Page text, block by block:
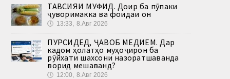
ТАВСИЯИ МУФИД. Доир ба пӯпаки
ҷуворимакка ва фоидаи он
🕔 13:33, 8.Авг 2026
ПУРСИДЕД, ҶАВОБ МЕДИҲЕМ. Дар
кадом ҳолатҳо муҳоҷирон ба
рӯйхати шахсони назоратшаванда
ворид мешаванд?
🕔 12:00, 8.Авг 2026